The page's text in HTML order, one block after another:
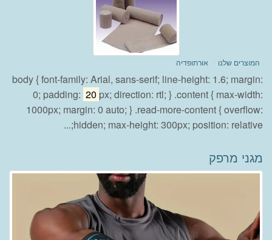
המוצרים שלנו אורתופדיה
body { font-family: Arial, sans-serif; line-height: 1.6; margin:
0; padding: 20 px; direction: rtl; } .content { max-width:
1000px; margin: 0 auto; } .read-more-content { overflow:
hidden; max-height: 300px; position: relative;...
מגני מרפק